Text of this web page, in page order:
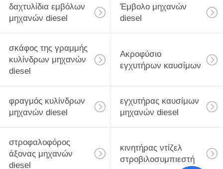
δαχτυλίδια εμβόλων
μηχανών diesel
Έμβολο μηχανών
diesel
σκάφος της γραμμής
κυλίνδρων μηχανών
diesel
Ακροφύσιο
εγχυτήρων καυσίμων
φραγμός κυλίνδρων
μηχανών diesel
εγχυτήρας καυσίμων
μηχανών diesel
στροφαλοφόρος
άξονας μηχανών
diesel
κινητήρας ντίζελ
στροβιλοσυμπιεστή